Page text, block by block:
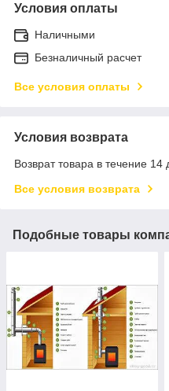
Условия оплаты
Наличными
Безналичный расчет
Все условия оплаты
Условия возврата
Возврат товара в течение 14
Все условия возврата
Подобные товары